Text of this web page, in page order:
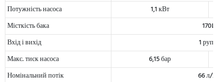
Потужність насоса
1,1 кВт
Місткість бака
170L
Вхід і вихід
1 рупія
Макс. тиск насоса
6,15 бар
Номінальний потік
66 л/